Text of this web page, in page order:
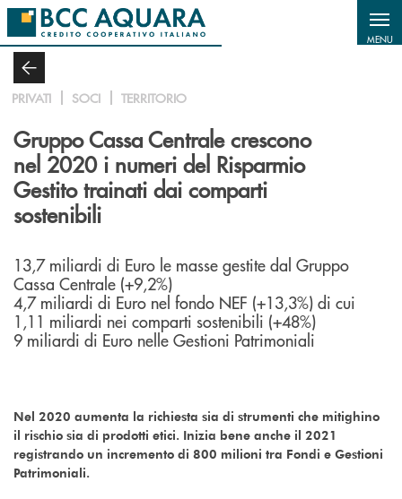
Salta al contenuto principale
MENU
PRIVATI SOCI TERRITORIO
Gruppo Cassa Centrale crescono
nel 2020 i numeri del Risparmio
Gestito trainati dai comparti
sostenibili
13,7 miliardi di Euro le masse gestite dal Gruppo
Cassa Centrale (+9,2%)
4,7 miliardi di Euro nel fondo NEF (+13,3%) di cui
1,11 miliardi nei comparti sostenibili (+48%)
9 miliardi di Euro nelle Gestioni Patrimoniali
Nel 2020 aumenta la richiesta sia di strumenti che mitighino
il rischio sia di prodotti etici. Inizia bene anche il 2021
registrando un incremento di 800 milioni tra Fondi e Gestioni
Patrimoniali.